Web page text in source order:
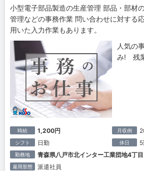
小型電子部品製造の生産管理 部品・部材
管理などの事務作業 問い合わせに対する
用いた入力作業もあります。
人気の
み! 残
時給 1,200円 月収例
シフト 日勤 休日
勤務地 青森県八戸市北インター工業団地4丁
雇用形態 派遣社員